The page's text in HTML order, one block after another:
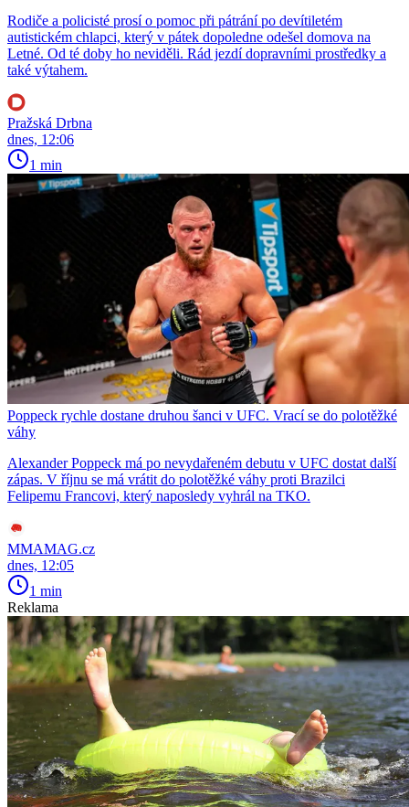
Rodiče a policisté prosí o pomoc při pátrání po devítiletém
autistickém chlapci, který v pátek dopoledne odešel domova na
Letné. Od té doby ho neviděli. Rád jezdí dopravními prostředky a
také výtahem.
Pražská Drbna
dnes, 12:06
1 min
Poppeck rychle dostane druhou šanci v UFC. Vrací se do polotěžké
váhy
Alexander Poppeck má po nevydařeném debutu v UFC dostat další
zápas. V říjnu se má vrátit do polotěžké váhy proti Brazilci
Felipemu Francovi, který naposledy vyhrál na TKO.
MMAMAG.cz
dnes, 12:05
1 min
Reklama